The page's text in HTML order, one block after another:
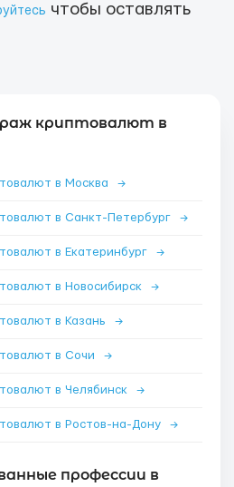
чтобы оставлять
криптовалют в
в Москва →
в Санкт-Петербург →
в Екатеринбург →
в Новосибирск →
в Казань →
в Сочи →
в Челябинск →
в Ростов-на-Дону →
профессии в